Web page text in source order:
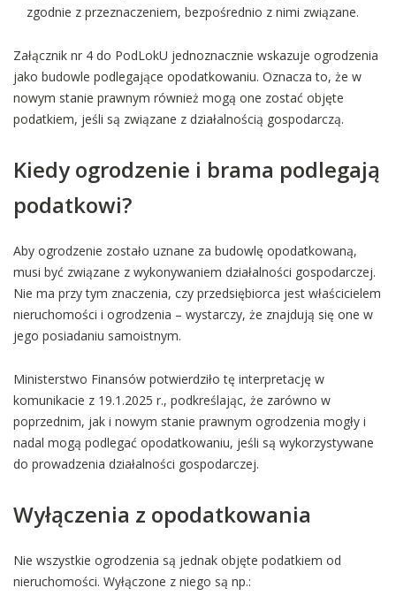
zgodnie z przeznaczeniem, bezpośrednio z nimi związane.
Załącznik nr 4 do PodLokU jednoznacznie wskazuje ogrodzenia
jako budowle podlegające opodatkowaniu. Oznacza to, że w
nowym stanie prawnym również mogą one zostać objęte
podatkiem, jeśli są związane z działalnością gospodarczą.
Kiedy ogrodzenie i brama podlegają
podatkowi?
Aby ogrodzenie zostało uznane za budowlę opodatkowaną,
musi być związane z wykonywaniem działalności gospodarczej.
Nie ma przy tym znaczenia, czy przedsiębiorca jest właścicielem
nieruchomości i ogrodzenia – wystarczy, że znajdują się one w
jego posiadaniu samoistnym.
Ministerstwo Finansów potwierdziło tę interpretację w
komunikacie z 19.1.2025 r., podkreślając, że zarówno w
poprzednim, jak i nowym stanie prawnym ogrodzenia mogły i
nadal mogą podlegać opodatkowaniu, jeśli są wykorzystywane
do prowadzenia działalności gospodarczej.
Wyłączenia z opodatkowania
Nie wszystkie ogrodzenia są jednak objęte podatkiem od
nieruchomości. Wyłączone z niego są np.: